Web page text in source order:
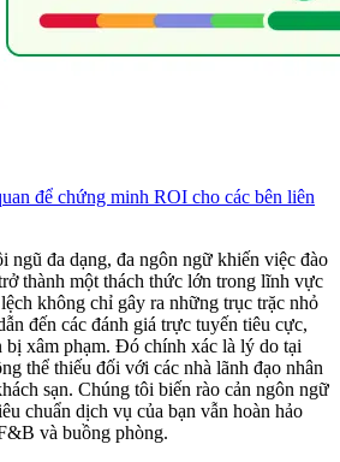
để chứng minh ROI cho các bên liên
ngũ đa dạng, đa ngôn ngữ khiến việc đào
thành một thách thức lớn trong lĩnh vực
không chỉ gây ra những trục trặc nhỏ
đến các đánh giá trực tuyến tiêu cực,
bị xâm phạm. Đó chính xác là lý do tại
thể thiếu đối với các nhà lãnh đạo nhân
sạn. Chúng tôi biến rào cản ngôn ngữ
chuẩn dịch vụ của bạn vẫn hoàn hảo
và buồng phòng.